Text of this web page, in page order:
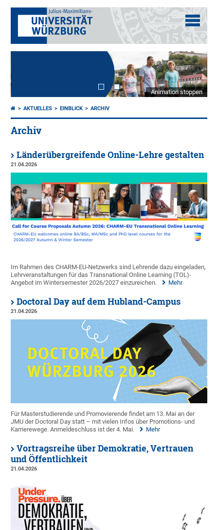
Animation stoppen
AKTUELLES EINBLICK ARCHIV
Archiv
Länderübergreifende Online-Lehre gestalten
21.04.2026
Im Rahmen des CHARM-EU-Netzwerks sind Lehrende dazu eingeladen,
Lehrveranstaltungen für das Transnational Online Learning (TOL)-
Angebot im Wintersemester 2026/2027 einzureichen.
Mehr
Doctoral Day auf dem Hubland-Campus
21.04.2026
Für Masterstudierende und Promovierende findet am 13. Mai an der
JMU der Doctoral Day statt – mit vielen Infos über Promotions- und
Karrierewege. Anmeldeschluss ist der 4. Mai.
Mehr
Vortragsreihe über Demokratie, Vertrauen
und Öffentlichkeit
21.04.2026